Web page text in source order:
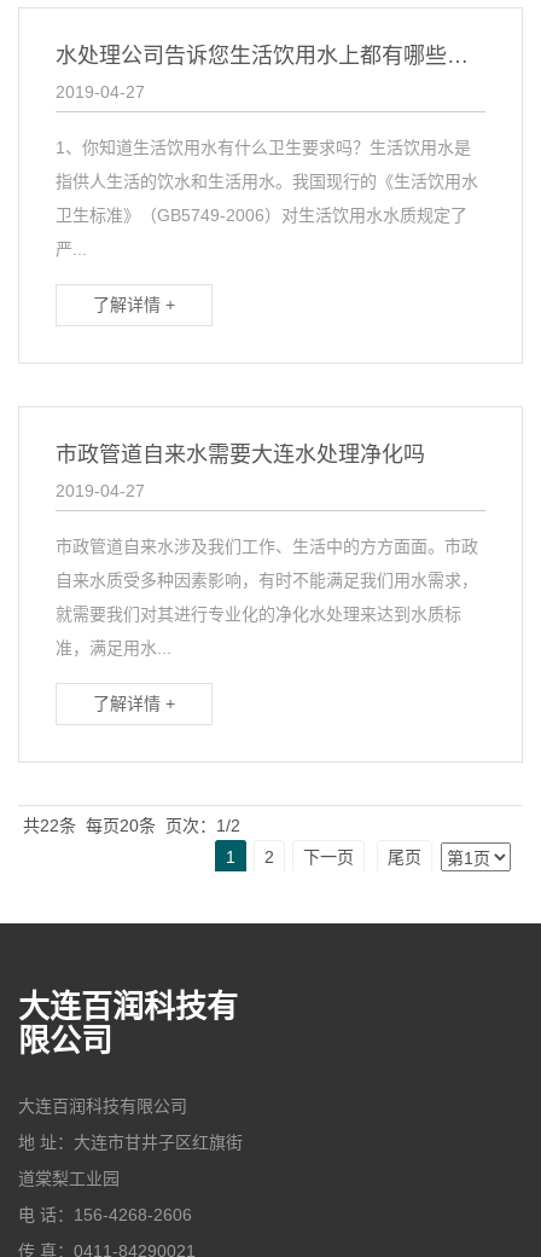
水处理公司告诉您生活饮用水上都有哪些你不知道的事
2019-04-27
1、你知道生活饮用水有什么卫生要求吗？生活饮用水是
指供人生活的饮水和生活用水。我国现行的《生活饮用水
卫生标准》（GB5749-2006）对生活饮用水水质规定了
严...
了解详情 +
市政管道自来水需要大连水处理净化吗
2019-04-27
市政管道自来水涉及我们工作、生活中的方方面面。市政
自来水质受多种因素影响，有时不能满足我们用水需求，
就需要我们对其进行专业化的净化水处理来达到水质标
准，满足用水...
了解详情 +
共22条 每页20条 页次：1/2
1
2 下一页 尾页
大连百润科技有
限公司
大连百润科技有限公司
地 址：大连市甘井子区红旗街
道棠梨工业园
电 话：156-4268-2606
传 真：0411-84290021